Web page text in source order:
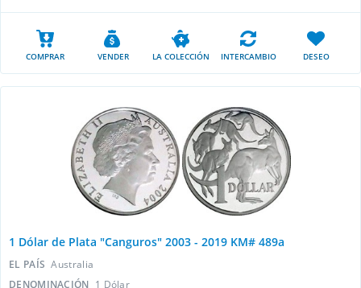
COMPRAR VENDER LA COLECCIÓN INTERCAMBIO DESEO
1 Dólar de Plata "Canguros" 2003 - 2019 KM# 489a
EL PAÍS Australia
DENOMINACIÓN 1 Dólar